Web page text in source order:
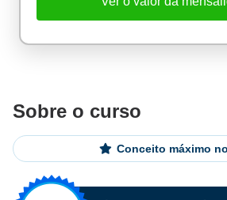
Sobre o curso
Conceito máximo